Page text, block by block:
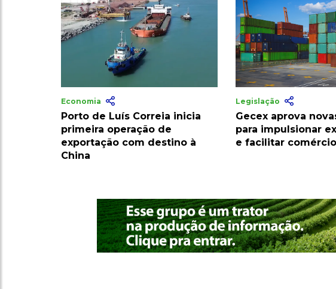
Economia
Porto de Luís Correia inicia
primeira operação de
exportação com destino à
China
Legislação
Gecex aprova
para impulsionar
e facilitar comércio